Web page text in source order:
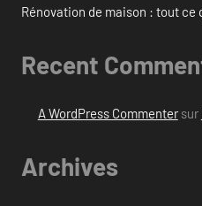
Rénovation de maison : tout ce
Recent
A WordPress Commentersur
Archives